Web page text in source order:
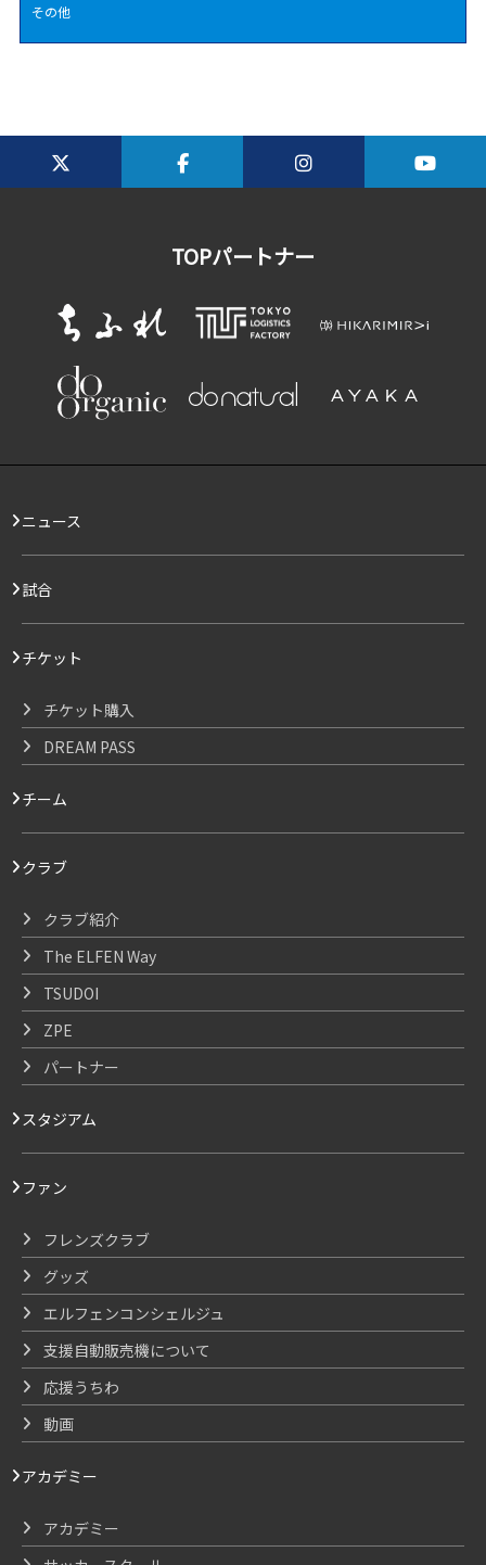
その他
TOPパートナー
ニュース
試合
チケット
チケット購入
DREAM PASS
チーム
クラブ
クラブ紹介
The ELFEN Way
TSUDOI
ZPE
パートナー
スタジアム
ファン
フレンズクラブ
グッズ
エルフェンコンシェルジュ
支援自動販売機について
応援うちわ
動画
アカデミー
アカデミー